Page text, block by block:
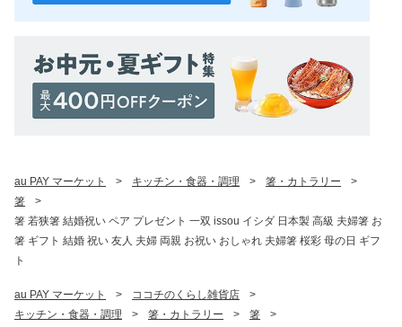
au PAY マーケット > キッチン・食器・調理 > 箸・カトラリー
>
箸
>
箸 若狭箸 結婚祝い ペア プレゼント 一双 issou イシダ 日本製 高級 夫婦箸 お
箸 ギフト 結婚 祝い 友人 夫婦 両親 お祝い おしゃれ 夫婦箸 桜彩 母の日 ギフ
ト
au PAY マーケット > ココチのくらし雑貨店
>
キッチン・食器・調理
> 箸・カトラリー > 箸
>